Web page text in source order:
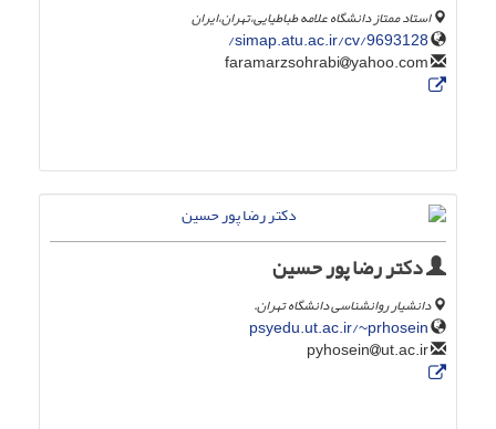
استاد ممتاز دانشگاه علامه طباطیایی،تهران،ایران
simap.atu.ac.ir/cv/9693128/
yahoo.com
دکتر رضا پور حسین
دانشیار روانشناسی دانشگاه تهران.
psyedu.ut.ac.ir/~prhosein
ut.ac.ir